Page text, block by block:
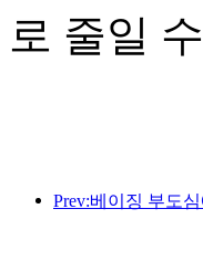
로 줄일